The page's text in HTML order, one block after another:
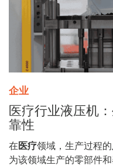
企业
医疗行业液压机
靠性
在医疗领域，生产过程的
为该领域生产的零部件